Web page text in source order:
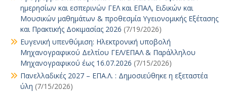
ημερησίων και εσπερινών ΓΕΛ και ΕΠΑΛ, Ειδικών και
Μουσικών μαθημάτων & προθεσμία Υγειονομικής Εξέτασης
και Πρακτικής Δοκιμασίας 2026 (7/19/2026)
Ευγενική υπενθύμιση: Ηλεκτρονική υποβολή
Μηχανογραφικού Δελτίου ΓΕΛ/ΕΠΑΛ & Παράλληλου
Μηχανογραφικού έως 16.07.2026 (7/15/2026)
Πανελλαδικές 2027 – ΕΠΑ.Λ. : Δημοσιεύθηκε η εξεταστέα
ύλη (7/15/2026)